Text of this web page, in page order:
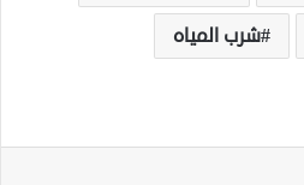
شرب المياه